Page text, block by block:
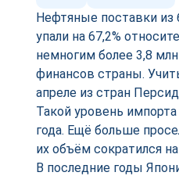
Нефтяные поставки из
упали на 67,2%
немногим более 3,8
финансов страны.
апреле из стран
Такой уровень
года. Ещё больше
их объём сократился на
В последние годы